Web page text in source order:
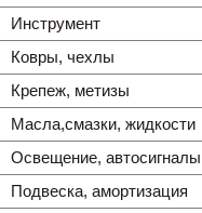
Инструмент
Ковры, чехлы
Крепеж, метизы
Масла,смазки, жидкости
Освещение, автоcигналы
Подвеска, амортизация